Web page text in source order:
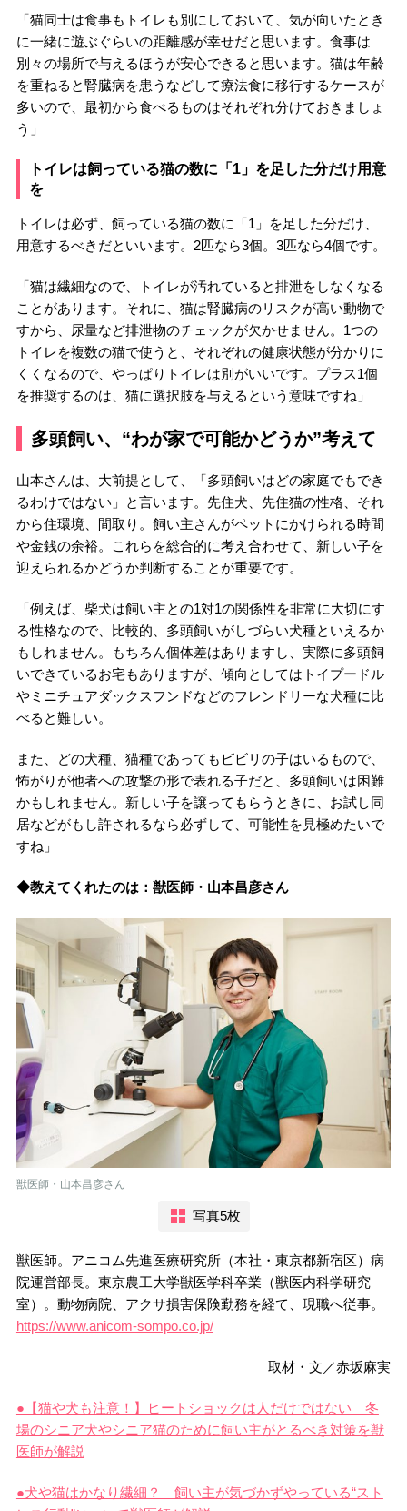
「猫同士は食事もトイレも別にしておいて、気が向いたとき
に一緒に遊ぶぐらいの距離感が幸せだと思います。食事は
別々の場所で与えるほうが安心できると思います。猫は年齢
を重ねると腎臓病を患うなどして療法食に移行するケースが
多いので、最初から食べるものはそれぞれ分けておきましょ
う」
トイレは飼っている猫の数に「1」を足した分だけ用意
を
トイレは必ず、飼っている猫の数に「1」を足した分だけ、
用意するべきだといいます。2匹なら3個。3匹なら4個です。
「猫は繊細なので、トイレが汚れていると排泄をしなくなる
ことがあります。それに、猫は腎臓病のリスクが高い動物で
すから、尿量など排泄物のチェックが欠かせません。1つの
トイレを複数の猫で使うと、それぞれの健康状態が分かりに
くくなるので、やっぱりトイレは別がいいです。プラス1個
を推奨するのは、猫に選択肢を与えるという意味ですね」
多頭飼い、“わが家で可能かどうか”考えて
山本さんは、大前提として、「多頭飼いはどの家庭でもでき
るわけではない」と言います。先住犬、先住猫の性格、それ
から住環境、間取り。飼い主さんがペットにかけられる時間
や金銭の余裕。これらを総合的に考え合わせて、新しい子を
迎えられるかどうか判断することが重要です。
「例えば、柴犬は飼い主との1対1の関係性を非常に大切にす
る性格なので、比較的、多頭飼いがしづらい犬種といえるか
もしれません。もちろん個体差はありますし、実際に多頭飼
いできているお宅もありますが、傾向としてはトイプードル
やミニチュアダックスフンドなどのフレンドリーな犬種に比
べると難しい。
また、どの犬種、猫種であってもビビリの子はいるもので、
怖がりが他者への攻撃の形で表れる子だと、多頭飼いは困難
かもしれません。新しい子を譲ってもらうときに、お試し同
居などがもし許されるなら必ずして、可能性を見極めたいで
すね」
◆教えてくれたのは：獣医師・山本昌彦さん
獣医師・山本昌彦さん
写真5枚
獣医師。アニコム先進医療研究所（本社・東京都新宿区）病
院運営部長。東京農工大学獣医学科卒業（獣医内科学研究
室）。動物病院、アクサ損害保険勤務を経て、現職へ従事。
https://www.anicom-sompo.co.jp/
取材・文／赤坂麻実
●【猫や犬も注意！】ヒートショックは人だけではない 冬
場のシニア犬やシニア猫のために飼い主がとるべき対策を獣
医師が解説
●犬や猫はかなり繊細？ 飼い主が気づかずやっている“スト